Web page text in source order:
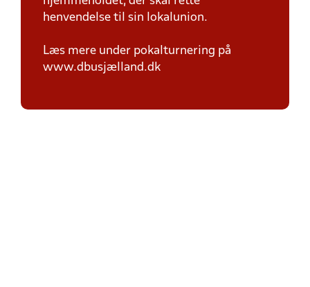
henvendelse til sin lokalunion.
Læs mere under pokalturnering på
www.dbusjælland.dk